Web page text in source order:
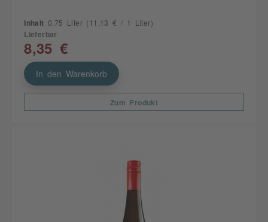
Inhalt 0.75 Liter (11,13 € / 1 Liter)
Lieferbar
8,35 €
In den Warenkorb
Zum Produkt